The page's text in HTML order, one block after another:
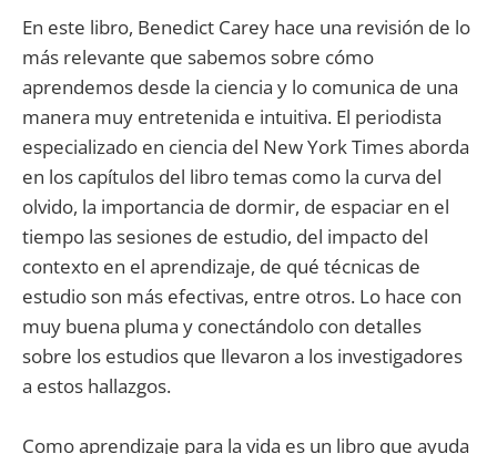
En este libro, Benedict Carey hace una revisión de lo
más relevante que sabemos sobre cómo
aprendemos desde la ciencia y lo comunica de una
manera muy entretenida e intuitiva. El periodista
especializado en ciencia del New York Times aborda
en los capítulos del libro temas como la curva del
olvido, la importancia de dormir, de espaciar en el
tiempo las sesiones de estudio, del impacto del
contexto en el aprendizaje, de qué técnicas de
estudio son más efectivas, entre otros. Lo hace con
muy buena pluma y conectándolo con detalles
sobre los estudios que llevaron a los investigadores
a estos hallazgos.
Como aprendizaje para la vida es un libro que ayuda